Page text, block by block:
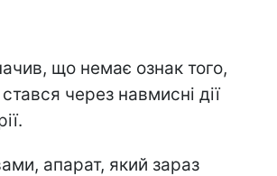
що немає ознак того,
через навмисні дії
апарат, який зараз